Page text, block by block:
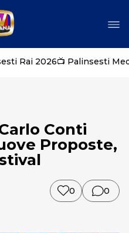
Rai 2026📺 Palinsesti
Conti
Proposte,
0 0